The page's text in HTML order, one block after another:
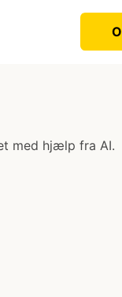
med hjælp fra AI.